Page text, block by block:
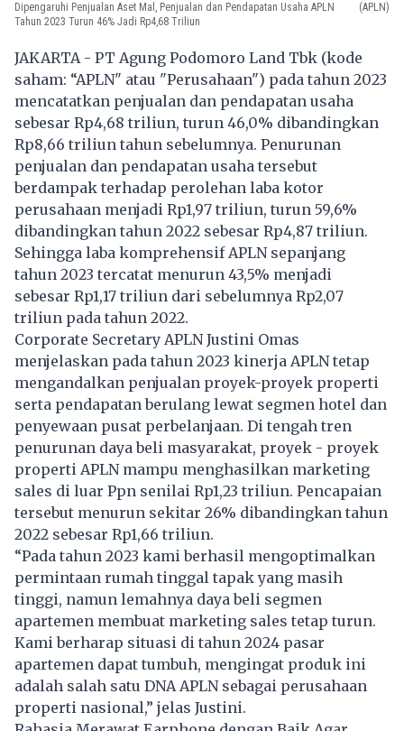
Dipengaruhi Penjualan Aset Mal, Penjualan dan Pendapatan Usaha APLN
Tahun 2023 Turun 46% Jadi Rp4,68 Triliun
(APLN)
JAKARTA - PT Agung Podomoro Land Tbk (kode
saham: “APLN" atau "Perusahaan") pada tahun 2023
mencatatkan penjualan dan pendapatan usaha
sebesar Rp4,68 triliun, turun 46,0% dibandingkan
Rp8,66 triliun tahun sebelumnya. Penurunan
penjualan dan pendapatan usaha tersebut
berdampak terhadap perolehan laba kotor
perusahaan menjadi Rp1,97 triliun, turun 59,6%
dibandingkan tahun 2022 sebesar Rp4,87 triliun.
Sehingga laba komprehensif APLN sepanjang
tahun 2023 tercatat menurun 43,5% menjadi
sebesar Rp1,17 triliun dari sebelumnya Rp2,07
triliun pada tahun 2022.
Corporate Secretary APLN Justini Omas
menjelaskan pada tahun 2023 kinerja APLN tetap
mengandalkan penjualan proyek-proyek properti
serta pendapatan berulang lewat segmen hotel dan
penyewaan pusat perbelanjaan. Di tengah tren
penurunan daya beli masyarakat, proyek - proyek
properti APLN mampu menghasilkan marketing
sales di luar Ppn senilai Rp1,23 triliun. Pencapaian
tersebut menurun sekitar 26% dibandingkan tahun
2022 sebesar Rp1,66 triliun.
“Pada tahun 2023 kami berhasil mengoptimalkan
permintaan rumah tinggal tapak yang masih
tinggi, namun lemahnya daya beli segmen
apartemen membuat marketing sales tetap turun.
Kami berharap situasi di tahun 2024 pasar
apartemen dapat tumbuh, mengingat produk ini
adalah salah satu DNA APLN sebagai perusahaan
properti nasional,” jelas Justini.